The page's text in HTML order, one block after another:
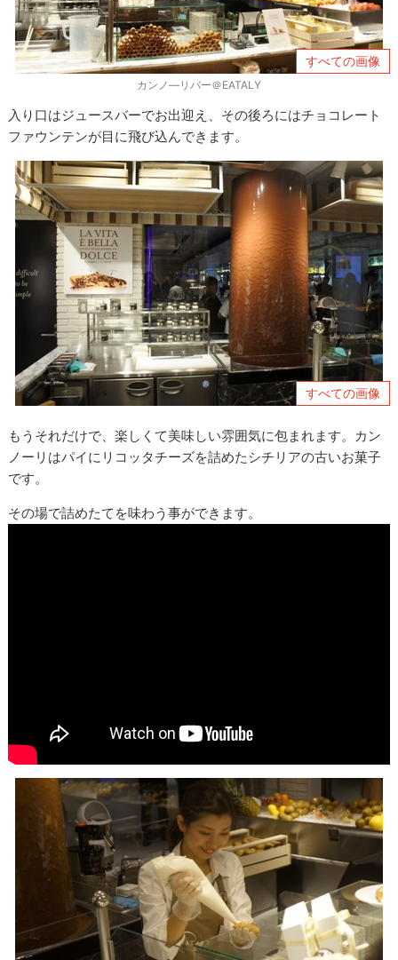
すべての画像
カンノ―リバー＠EATALY
入り口はジュースバーでお出迎え、その後ろにはチョコレート
ファウンテンが目に飛び込んできます。
すべての画像
もうそれだけで、楽しくて美味しい雰囲気に包まれます。カン
ノーリはパイにリコッタチーズを詰めたシチリアの古いお菓子
です。
その場で詰めたてを味わう事ができます。